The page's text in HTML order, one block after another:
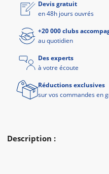
Description :
Devis gratuit
en 48h jours ouvrés
+20 000 clubs
au quotidien
Des experts
à votre écoute
Réductions exclusives
sur vos commandes en